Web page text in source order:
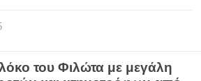
του Φιλώτα με μεγάλη